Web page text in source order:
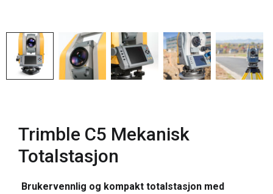
Trimble C5 Mekanisk
Totalstasjon
Brukervennlig og kompakt totalstasjon med